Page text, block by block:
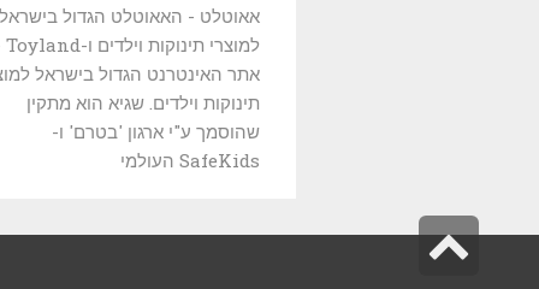
אאוטלט - האאוטלט הגדול בישראל
אתר האינטרנט הגדול בישראל
תינוקות וילדים. שגיא הוא מתקין
שהוסמך ע"י ארגון 'בטרם' ו-
SafeKids העולמי
גלילה